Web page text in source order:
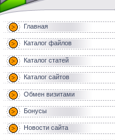
Главная
Каталог файлов
Каталог статей
Каталог сайтов
Обмен визитами
Бонусы
Новости сайта